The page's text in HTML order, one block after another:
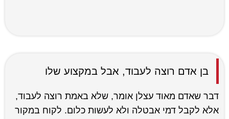
בן אדם רוצה לעבוד, אבל במקצוע שלו
דבר שאדם מאוד עצלן אומר, שלא באמת רוצה לעבוד,
אלא לקבל דמי אבטלה ולא לעשות כלום. לקוח במקור